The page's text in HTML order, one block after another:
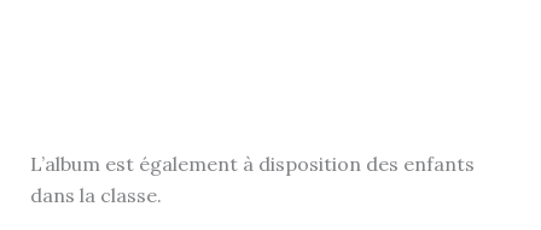
L’album est également à disposition des enfants
dans la classe.